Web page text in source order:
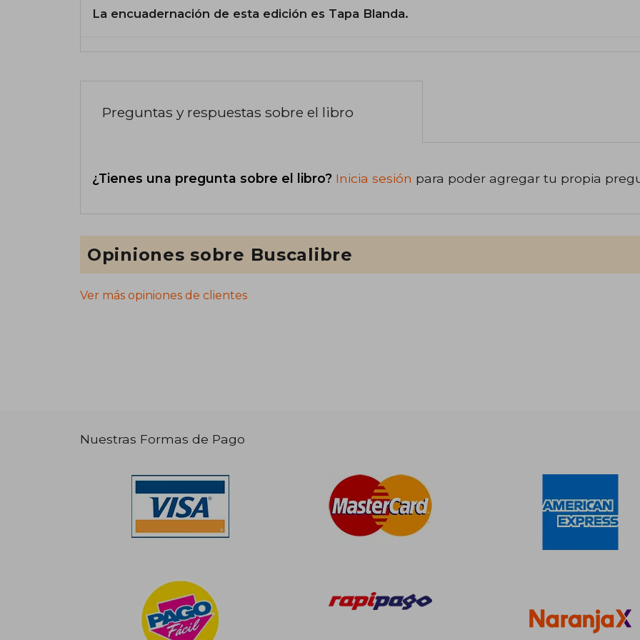
La encuadernación de esta edición es Tapa Blanda.
Preguntas y respuestas sobre el libro
¿Tienes una pregunta sobre el libro? Inicia sesión para poder agregar tu propia
Opiniones sobre Buscalibre
Ver más opiniones de clientes
Nuestras Formas de Pago